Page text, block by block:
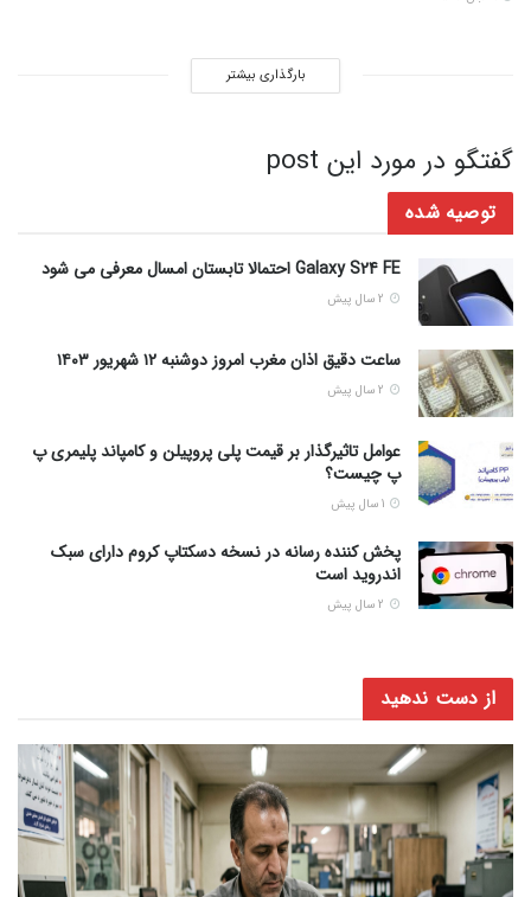
بارگذاری بیشتر
گفتگو در مورد این post
توصیه شده
Galaxy S24 FE احتمالا تابستان امسال معرفی می شود
ساعت دقیق اذان مغرب امروز دوشنبه ۱۲ شهریور ۱۴۰۳
عوامل تاثیرگذار بر قیمت پلی پروپیلن و کامپاند پلیمری پ
پ چیست؟
پخش کننده رسانه در نسخه دسکتاپ کروم دارای سبک
اندروید است
از دست ندهید